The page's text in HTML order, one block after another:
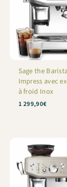
Sage the
Impress avec
à froid Inox
1 299,90€